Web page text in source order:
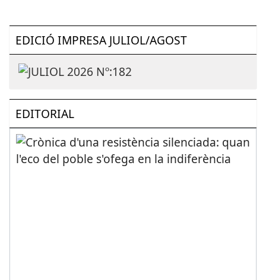
EDICIÓ IMPRESA JULIOL/AGOST
EDITORIAL